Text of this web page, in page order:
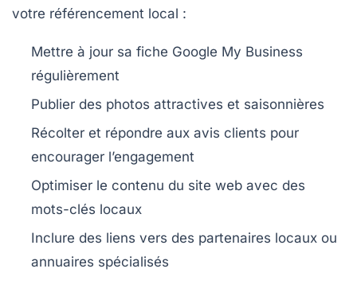
votre référencement local :
Mettre à jour sa fiche Google My Business
régulièrement
Publier des photos attractives et saisonnières
Récolter et répondre aux avis clients pour
encourager l’engagement
Optimiser le contenu du site web avec des
mots-clés locaux
Inclure des liens vers des partenaires locaux ou
annuaires spécialisés